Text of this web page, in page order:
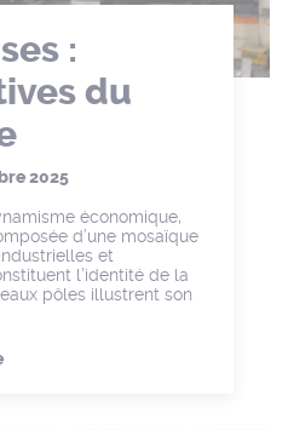
:
du
2025
économique,
d’une mosaïque
et
l’identité de la
pôles illustrent son